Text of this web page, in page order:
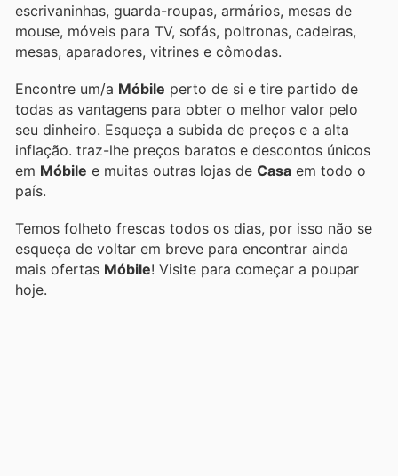
escrivaninhas, guarda-roupas, armários, mesas de
mouse, móveis para TV, sofás, poltronas, cadeiras,
mesas, aparadores, vitrines e cômodas.
Encontre um/a Móbile perto de si e tire partido de
todas as vantagens para obter o melhor valor pelo
seu dinheiro. Esqueça a subida de preços e a alta
inflação. traz-lhe preços baratos e descontos únicos
em Móbile e muitas outras lojas de Casa em todo o
país.
Temos folheto frescas todos os dias, por isso não se
esqueça de voltar em breve para encontrar ainda
mais ofertas Móbile ! Visite para começar a poupar
hoje.